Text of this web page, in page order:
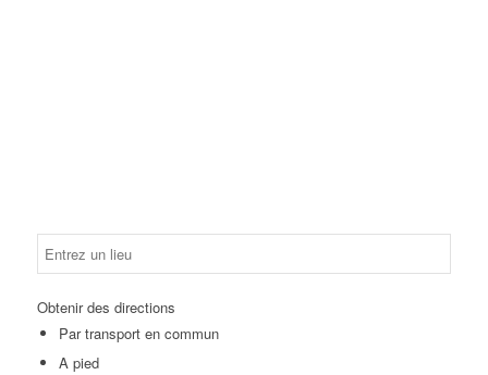
Obtenir des directions
Par transport en commun
A pied